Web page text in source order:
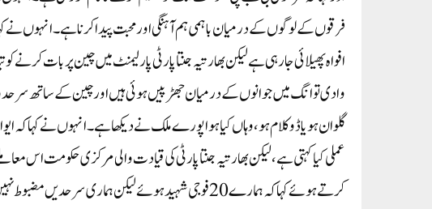
فرقوں کے لوگوں کے درمیان باہمی ہم آہنگی اور محبت پیدا کرنا ہے۔انہوں
افواہ پھیلائی جا رہی ہے لیکن بھارتیہ جنتا پارٹی پارلیمنٹ میں چین پر بات
وادی توانگ میں جوانوں کے درمیان جھڑپیں ہوئی ہیں اور چین کے ساتھ
گلوان ہو یا ڈوکلام ہو، وہاں کیا ہوا پورے ملک نے دیکھا ہے۔انہوں نے کہا کہ
عملی کیا کہتی ہے، لیکن بھارتیہ جنتا پارٹی کی قیادت والی مرکزی حکومت اس
کرتے ہوئے کہا کہ ہمارے 20 فوجی شہید ہوئے لیکن